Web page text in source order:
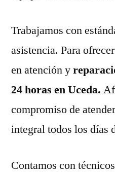
Trabajamos con
asistencia. Para
en atención y
24 horas en Uceda.
compromiso de
integral todos los días
Contamos con